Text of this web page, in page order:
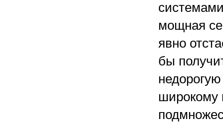
мощная
явно
бы
широкому